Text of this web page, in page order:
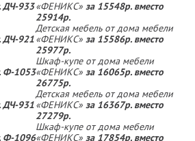
ДЧ-933«ФЕНИКС» за 15548р. вместо
25914р.
ДЧ-921
Детская мебель от дома мебели
«ФЕНИКС» за 15586р. вместо
25977р.
Ф-1053
Шкаф-купе от дома мебели
«ФЕНИКС» за 16065р. вместо
26775р.
ДЧ-931
Детская мебель от дома мебели
«ФЕНИКС» за 16367р. вместо
27279р.
Ф-1096
Шкаф-купе от дома мебели
«ФЕНИКС» за 17854р. вместо